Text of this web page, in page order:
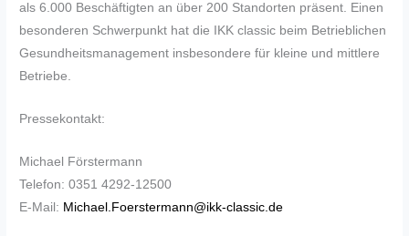
als 6.000 Beschäftigten an über 200 Standorten präsent. Einen
besonderen Schwerpunkt hat die IKK classic beim Betrieblichen
Gesundheitsmanagement insbesondere für kleine und mittlere
Betriebe.
Pressekontakt:
Michael Förstermann
Telefon: 0351 4292-12500
E-Mail: Michael.Foerstermann@ikk-classic.de